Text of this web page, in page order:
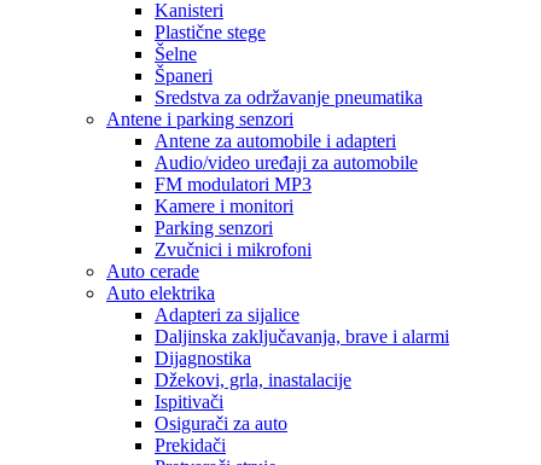
Kanisteri
Plastične stege
Šelne
Španeri
Sredstva za održavanje pneumatika
Antene i parking senzori
Antene za automobile i adapteri
Audio/video uređaji za automobile
FM modulatori MP3
Kamere i monitori
Parking senzori
Zvučnici i mikrofoni
Auto cerade
Auto elektrika
Adapteri za sijalice
Daljinska zaključavanja, brave i alarmi
Dijagnostika
Džekovi, grla, inastalacije
Ispitivači
Osigurači za auto
Prekidači